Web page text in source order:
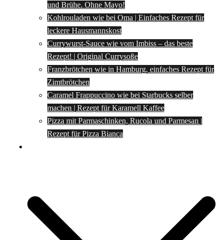
und Brühe. Ohne Mayo!
Kohlrouladen wie bei Oma | Einfaches Rezept für
leckere Hausmannskost
Currywurst-Sauce wie vom Imbiss – das beste
Rezept! | Original Currysoße
Franzbrötchen wie in Hamburg, einfaches Rezept für
Zimtbrötchen
Caramel Frappuccino wie bei Starbucks selber
machen | Rezept für Karamell Kaffee
Pizza mit Parmaschinken, Rucola und Parmesan |
Rezept für Pizza Bianca